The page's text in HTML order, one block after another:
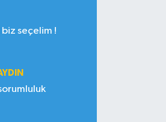
seçelim !
ve sorumluluk